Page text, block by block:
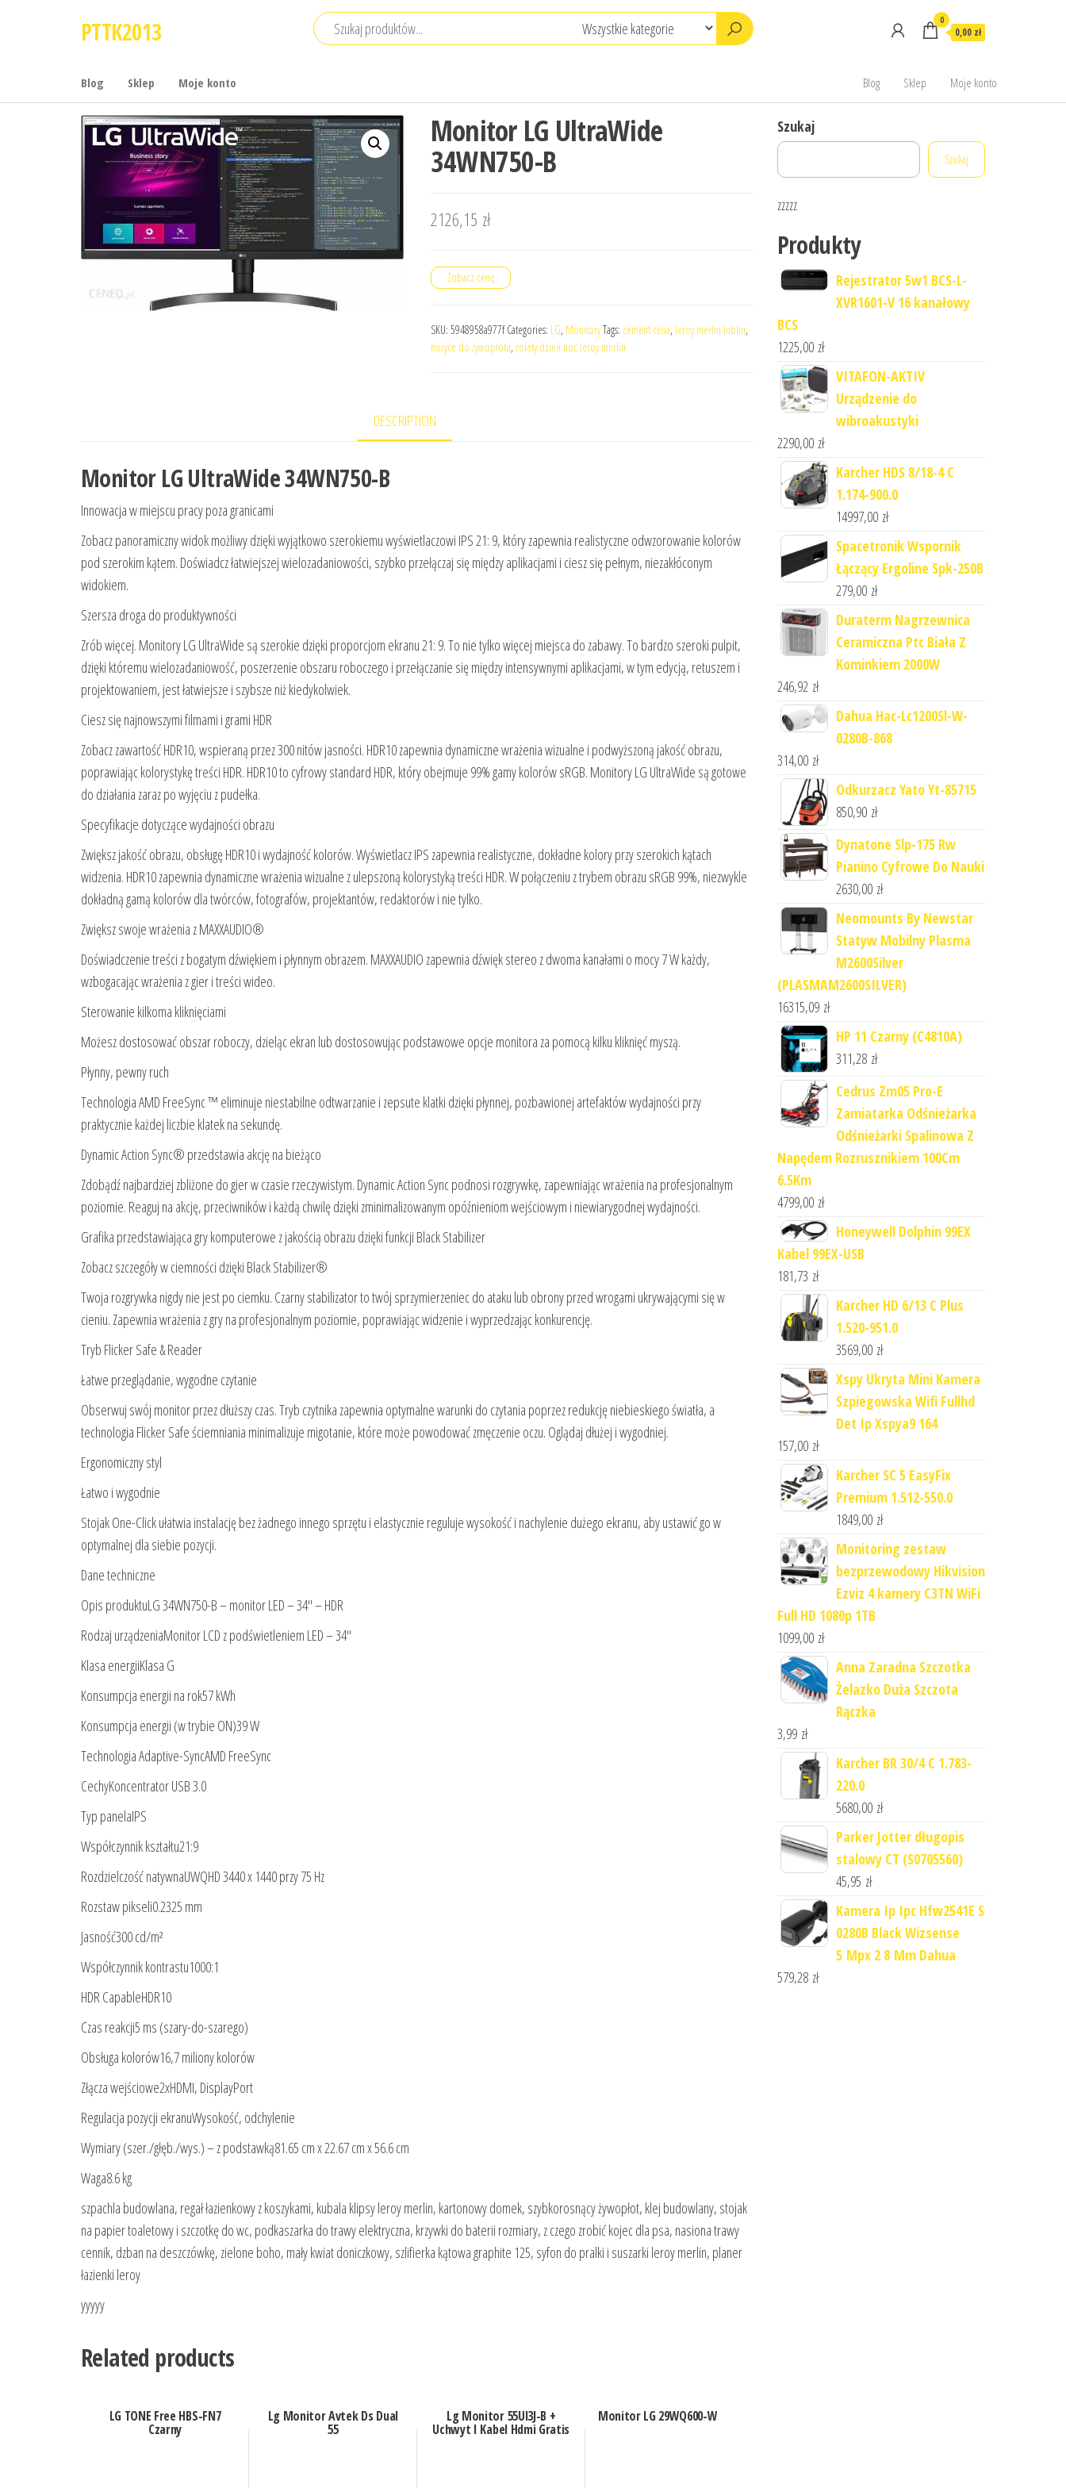
PTTK2013 0
0,00 zł
Blog Sklep Moje konto Blog Sklep Moje konto
Monitor LG UltraWide
34WN750-B
2126,15 zł
Zobacz cenę
SKU: 5948958a977f Categories: LG, MonitoryTags: cement cena, leroy merlin lublin,
nożyce do żywopłotu, rolety dzień noc leroy merlin
DESCRIPTION
Monitor LG UltraWide 34WN750-B
Innowacja w miejscu pracy poza granicami
Zobacz panoramiczny widok możliwy dzięki wyjątkowo szerokiemu wyświetlaczowi IPS 21: 9, który zapewnia realistyczne odwzorowanie kolorów
pod szerokim kątem. Doświadcz łatwiejszej wielozadaniowości, szybko przełączaj się między aplikacjami i ciesz się pełnym, niezakłóconym
widokiem.
Szersza droga do produktywności
Zrób więcej. Monitory LG UltraWide są szerokie dzięki proporcjom ekranu 21: 9. To nie tylko więcej miejsca do zabawy. To bardzo szeroki pulpit,
dzięki któremu wielozadaniowość, poszerzenie obszaru roboczego i przełączanie się między intensywnymi aplikacjami, w tym edycją, retuszem i
projektowaniem, jest łatwiejsze i szybsze niż kiedykolwiek.
Ciesz się najnowszymi filmami i grami HDR
Zobacz zawartość HDR10, wspieraną przez 300 nitów jasności. HDR10 zapewnia dynamiczne wrażenia wizualne i podwyższoną jakość obrazu,
poprawiając kolorystykę treści HDR. HDR10 to cyfrowy standard HDR, który obejmuje 99% gamy kolorów sRGB. Monitory LG UltraWide są gotowe
do działania zaraz po wyjęciu z pudełka.
Specyfikacje dotyczące wydajności obrazu
Zwiększ jakość obrazu, obsługę HDR10 i wydajność kolorów. Wyświetlacz IPS zapewnia realistyczne, dokładne kolory przy szerokich kątach
widzenia. HDR10 zapewnia dynamiczne wrażenia wizualne z ulepszoną kolorystyką treści HDR. W połączeniu z trybem obrazu sRGB 99%, niezwykle
dokładną gamą kolorów dla twórców, fotografów, projektantów, redaktorów i nie tylko.
Zwiększ swoje wrażenia z MAXXAUDIO®
Doświadczenie treści z bogatym dźwiękiem i płynnym obrazem. MAXXAUDIO zapewnia dźwięk stereo z dwoma kanałami o mocy 7 W każdy,
wzbogacając wrażenia z gier i treści wideo.
Sterowanie kilkoma kliknięciami
Możesz dostosować obszar roboczy, dzieląc ekran lub dostosowując podstawowe opcje monitora za pomocą kilku kliknięć myszą.
Płynny, pewny ruch
Technologia AMD FreeSync ™ eliminuje niestabilne odtwarzanie i zepsute klatki dzięki płynnej, pozbawionej artefaktów wydajności przy
praktycznie każdej liczbie klatek na sekundę.
Dynamic Action Sync® przedstawia akcję na bieżąco
Zdobądź najbardziej zbliżone do gier w czasie rzeczywistym. Dynamic Action Sync podnosi rozgrywkę, zapewniając wrażenia na profesjonalnym
poziomie. Reaguj na akcję, przeciwników i każdą chwilę dzięki zminimalizowanym opóźnieniom wejściowym i niewiarygodnej wydajności.
Grafika przedstawiająca gry komputerowe z jakością obrazu dzięki funkcji Black Stabilizer
Zobacz szczegóły w ciemności dzięki Black Stabilizer®
Twoja rozgrywka nigdy nie jest po ciemku. Czarny stabilizator to twój sprzymierzeniec do ataku lub obrony przed wrogami ukrywającymi się w
cieniu. Zapewnia wrażenia z gry na profesjonalnym poziomie, poprawiając widzenie i wyprzedzając konkurencję.
Tryb Flicker Safe & Reader
Łatwe przeglądanie, wygodne czytanie
Obserwuj swój monitor przez dłuższy czas. Tryb czytnika zapewnia optymalne warunki do czytania poprzez redukcję niebieskiego światła, a
technologia Flicker Safe ściemniania minimalizuje migotanie, które może powodować zmęczenie oczu. Oglądaj dłużej i wygodniej.
Ergonomiczny styl
Łatwo i wygodnie
Stojak One-Click ułatwia instalację bez żadnego innego sprzętu i elastycznie reguluje wysokość i nachylenie dużego ekranu, aby ustawić go w
optymalnej dla siebie pozycji.
Dane techniczne
Opis produktuLG 34WN750-B – monitor LED – 34″ – HDR
Rodzaj urządzeniaMonitor LCD z podświetleniem LED – 34″
Klasa energiiKlasa G
Konsumpcja energii na rok57 kWh
Konsumpcja energii (w trybie ON)39 W
Technologia Adaptive-SyncAMD FreeSync
CechyKoncentrator USB 3.0
Typ panelaIPS
Współczynnik kształtu21:9
Rozdzielczość natywnaUWQHD 3440 x 1440 przy 75 Hz
Rozstaw pikseli0.2325 mm
Jasność300 cd/m²
Współczynnik kontrastu1000:1
HDR CapableHDR10
Czas reakcji5 ms (szary-do-szarego)
Obsługa kolorów16,7 miliony kolorów
Złącza wejściowe2xHDMI, DisplayPort
Regulacja pozycji ekranuWysokość, odchylenie
Wymiary (szer./głęb./wys.) – z podstawką81.65 cm x 22.67 cm x 56.6 cm
Waga8.6 kg
szpachla budowlana, regał łazienkowy z koszykami, kubala klipsy leroy merlin, kartonowy domek, szybkorosnący żywopłot, klej budowlany, stojak
na papier toaletowy i szczotkę do wc, podkaszarka do trawy elektryczna, krzywki do baterii rozmiary, z czego zrobić kojec dla psa, nasiona trawy
cennik, dzban na deszczówkę, zielone boho, mały kwiat doniczkowy, szlifierka kątowa graphite 125, syfon do pralki i suszarki leroy merlin, planer
łazienki leroy
yyyyy
Related products
LG TONE Free HBS-FN7
Czarny
Lg Monitor Avtek Ds Dual
55
Lg Monitor 55Ul3J-B +
Uchwyt I Kabel Hdmi Gratis
Monitor LG 29WQ600-W
Szukaj
Szukaj
zzzzz
Produkty
Rejestrator 5w1 BCS-L-
XVR1601-V 16 kanałowy
BCS
1225,00 zł
VITAFON-AKTIV
Urządzenie do
wibroakustyki
2290,00 zł
Karcher HDS 8/18-4 C
1.174-900.0
14997,00 zł
Spacetronik Wspornik
Łączący Ergoline Spk-250B
279,00 zł
Duraterm Nagrzewnica
Ceramiczna Ptc Biała Z
Kominkiem 2000W
246,92 zł
Dahua Hac-Lc1200Sl-W-
0280B-868
314,00 zł
Odkurzacz Yato Yt-85715
850,90 zł
Dynatone Slp-175 Rw
Pianino Cyfrowe Do Nauki
2630,00 zł
Neomounts By Newstar
Statyw Mobilny Plasma
M2600Silver
(PLASMAM2600SILVER)
16315,09 zł
HP 11 Czarny (C4810A)
311,28 zł
Cedrus Zm05 Pro-E
Zamiatarka Odśnieżarka
Odśnieżarki Spalinowa Z
Napędem Rozrusznikiem 100Cm
6.5Km
4799,00 zł
Honeywell Dolphin 99EX
Kabel 99EX-USB
181,73 zł
Karcher HD 6/13 C Plus
1.520-951.0
3569,00 zł
Xspy Ukryta Mini Kamera
Szpiegowska Wifi Fullhd
Det Ip Xspya9 164
157,00 zł
Karcher SC 5 EasyFix
Premium 1.512-550.0
1849,00 zł
Monitoring zestaw
bezprzewodowy Hikvision
Ezviz 4 kamery C3TN WiFi
Full HD 1080p 1TB
1099,00 zł
Anna Zaradna Szczotka
Żelazko Duża Szczota
Rączka
3,99 zł
Karcher BR 30/4 C 1.783-
220.0
5680,00 zł
Parker Jotter długopis
stalowy CT (S0705560)
45,95 zł
Kamera Ip Ipc Hfw2541E S
0280B Black Wizsense
5 Mpx 2 8 Mm Dahua
579,28 zł